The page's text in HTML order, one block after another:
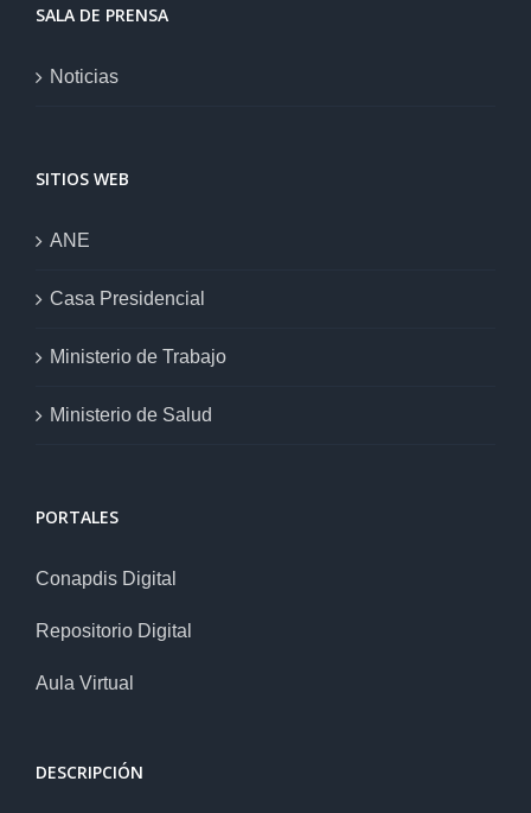
SALA DE PRENSA
Noticias
SITIOS WEB
ANE
Casa Presidencial
Ministerio de Trabajo
Ministerio de Salud
PORTALES
Conapdis Digital
Repositorio Digital
Aula Virtual
DESCRIPCIÓN